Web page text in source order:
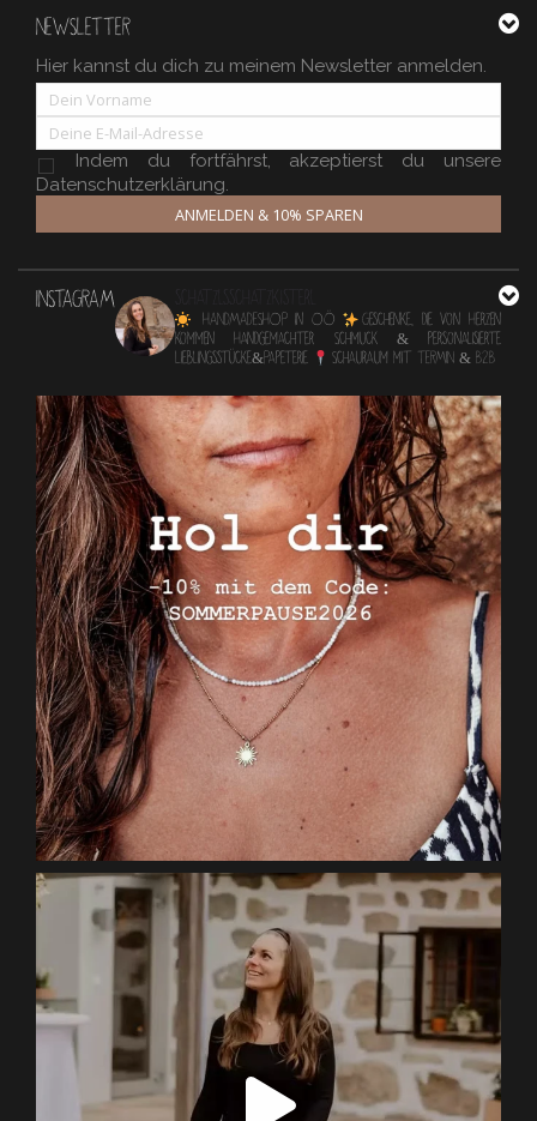
NEWSLETTER
Hier kannst du dich zu meinem Newsletter anmelden.
Indem du fortfährst, akzeptierst du unsere
Datenschutzerklärung.
ANMELDEN & 10% SPAREN
INSTAGRAM
HANDMADESHOP in OÖ
Geschenke, die von Herzen
kommen Handgemachter Schmuck & personalisierte
Lieblingsstücke&Papeterie
Schauraum mit TERMIN & B2B